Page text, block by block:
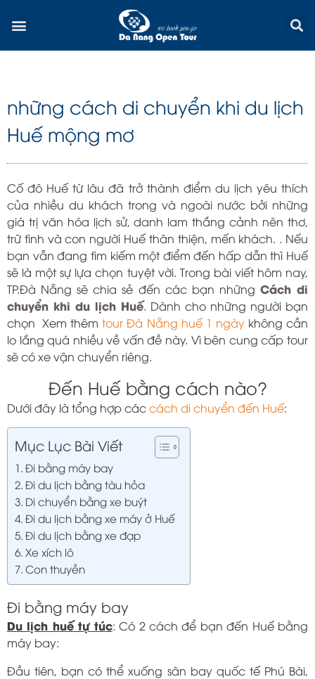
Menu
những cách di chuyển khi du lịch
Huế mộng mơ
Cố đô Huế từ lâu đã trở thành điểm du lịch yêu thích
của nhiều du khách trong và ngoài nước bởi những
giá trị văn hóa lịch sử, danh lam thắng cảnh nên thơ,
trữ tình và con người Huế thân thiện, mến khách. . Nếu
bạn vẫn đang tìm kiếm một điểm đến hấp dẫn thì Huế
sẽ là một sự lựa chọn tuyệt vời. Trong bài viết hôm nay,
TP.Đà Nẵng sẽ chia sẻ đến các bạn những Cách di
chuyển khi du lịch Huế. Dành cho những người bạn
chọn Xem thêmtour Đà Nẵng huế 1 ngàykhông cần
lo lắng quá nhiều về vấn đề này. Vì bên cung cấp tour
sẽ có xe vận chuyển riêng.
Đến Huế bằng cách nào?
Dưới đây là tổng hợp cáccách di chuyển đến Huế:
Mục Lục Bài Viết
Đi bằng máy bay
Đi du lịch bằng tàu hỏa
Di chuyển bằng xe buýt
Đi du lịch bằng xe máy ở Huế
Đi du lịch bằng xe đạp
Xe xích lô
Con thuyền
Đi bằng máy bay
Du lịch huế tự túc: Có 2 cách để bạn đến Huế bằng
máy bay:
Đầu tiên, bạn có thể xuống sân bay quốc tế Phú Bài,